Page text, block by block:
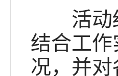
活动结
结合工
况，并